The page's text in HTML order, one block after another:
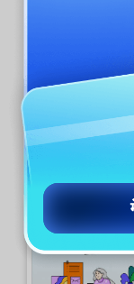
3.
कैसे करें
जब आप पहली बार
हैं तो आपको